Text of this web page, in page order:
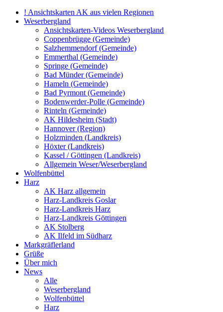
! Ansichtskarten AK aus vielen Regionen
Weserbergland
Ansichtskarten-Videos Weserbergland
Coppenbrügge (Gemeinde)
Salzhemmendorf (Gemeinde)
Emmerthal (Gemeinde)
Springe (Gemeinde)
Bad Münder (Gemeinde)
Hameln (Gemeinde)
Bad Pyrmont (Gemeinde)
Bodenwerder-Polle (Gemeinde)
Rinteln (Gemeinde)
AK Hildesheim (Stadt)
Hannover (Region)
Holzminden (Landkreis)
Höxter (Landkreis)
Kassel / Göttingen (Landkreis)
Allgemein Weser/Weserbergland
Wolfenbüttel
Harz
AK Harz allgemein
Harz-Landkreis Goslar
Harz-Landkreis Harz
Harz-Landkreis Göttingen
AK Stolberg
AK Ilfeld im Südharz
Markgräflerland
Grüße
Über mich
News
Alle
Weserbergland
Wolfenbüttel
Harz